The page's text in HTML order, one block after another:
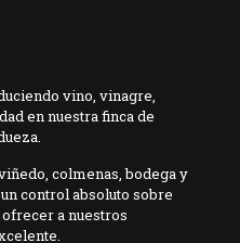
vino, vinagre,
en nuestra finca de
colmenas, bodega y
control absoluto sobre
a nuestros